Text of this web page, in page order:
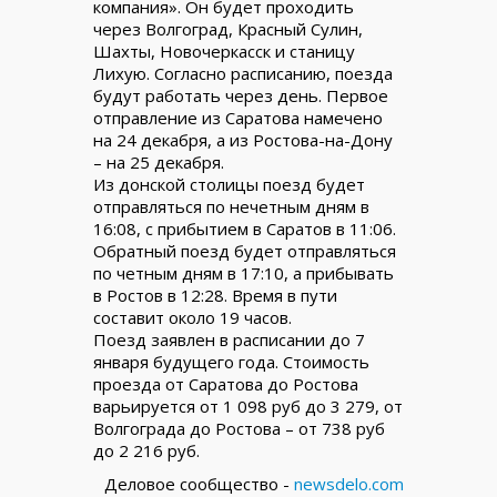
компания». Он будет проходить
через Волгоград, Красный Сулин,
Шахты, Новочеркасск и станицу
Лихую. Согласно расписанию, поезда
будут работать через день. Первое
отправление из Саратова намечено
на 24 декабря, а из Ростова-на-Дону
– на 25 декабря.
Из донской столицы поезд будет
отправляться по нечетным дням в
16:08, с прибытием в Саратов в 11:06.
Обратный поезд будет отправляться
по четным дням в 17:10, а прибывать
в Ростов в 12:28. Время в пути
составит около 19 часов.
Поезд заявлен в расписании до 7
января будущего года. Стоимость
проезда от Саратова до Ростова
варьируется от 1 098 руб до 3 279, от
Волгограда до Ростова – от 738 руб
до 2 216 руб.
Деловое сообщество - newsdelo.com